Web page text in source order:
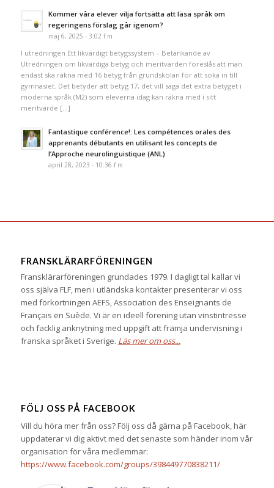
Kommer våra elever vilja fortsätta att läsa språk om
regeringens förslag går igenom?
maj 6, 2025 - 3:02 f m
I utredningen Ett likvärdigt betygssystem – Betänkande av
Utredningen om likvärdiga betyg och meritvärden föreslås att man
endast ska räkna med 16 betyg från grundskolan för att söka in till
gymnasiet. Det betyder att betyg 17, det vill säga det extra betyget i
moderna språk (M2) som eleverna idag kan räkna med i sitt
meritvärde […]
Fantastique conférence!: Les compétences orales des
apprenants débutants en utilisant les concepts de
l’Approche neurolinguistique (ANL)
april 28, 2023 - 10:36 f m
FRANSKLÄRARFÖRENINGEN
Fransklärarföreningen grundades 1979. I dagligt tal kallar vi
oss själva FLF, men i utländska kontakter presenterar vi oss
med förkortningen AEFS, Association des Enseignants de
Français en Suède. Vi är en ideell förening utan vinstintresse
och facklig anknytning med uppgift att främja undervisning i
franska språket i Sverige. Läs mer om oss...
FÖLJ OSS PÅ FACEBOOK
Vill du höra mer från oss? Följ oss då gärna på Facebook, här
uppdaterar vi dig aktivt med det senaste som händer inom vår
organisation för våra medlemmar:
https://www.facebook.com/groups/398449770838211/